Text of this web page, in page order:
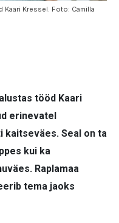
Kaari Kressel. Foto: Camilla
tööd Kaari
erinevatel
kaitseväes. Seal on ta
kui ka
Raplamaa
tema jaoks